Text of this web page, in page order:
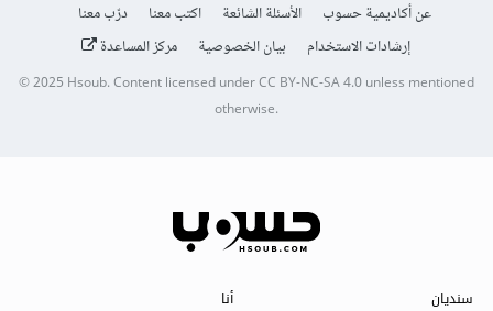
عن أكاديمية حسوب الأسئلة الشائعة اكتب معنا
درّب معنا
إرشادات الاستخدام
بيان الخصوصية مركز المساعدة
© 2025Hsoub.Content licensed underCC BY-NC-SA 4.0unless mentioned
otherwise.